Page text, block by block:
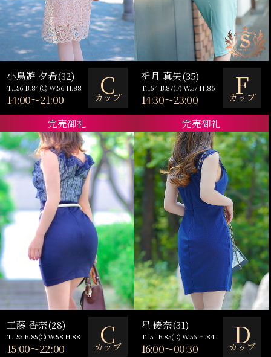
小鳥遊 夕希(32)
T.156 B.84(C) W.56 H.88
14:00～21:00 C
カップ
完売御礼
祈月 真矢(35)
T.164 B.87(F) W.57 H.86
14:30～23:00 F
カップ
完売御礼
工藤 香奈(28)
T.153 B.85(C) W.58 H.88
15:00～22:00 C
カップ
星 優奈(31)
T.151 B.85(D) W.56 H.84
16:00～00:30 D
カップ